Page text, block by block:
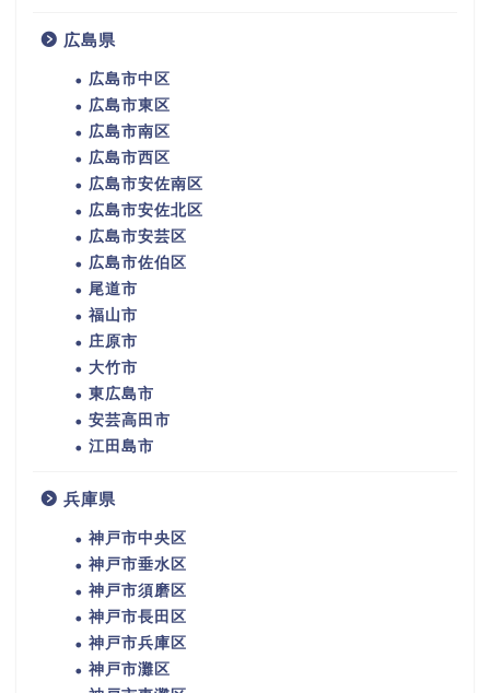
広島県
広島市中区
広島市東区
広島市南区
広島市西区
広島市安佐南区
広島市安佐北区
広島市安芸区
広島市佐伯区
尾道市
福山市
庄原市
大竹市
東広島市
安芸高田市
江田島市
兵庫県
神戸市中央区
神戸市垂水区
神戸市須磨区
神戸市長田区
神戸市兵庫区
神戸市灘区